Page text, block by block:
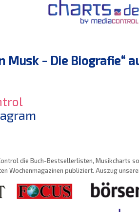
Musk - Die Biografie“
die Buch-Bestsellerlisten, Musikcharts
Wochenmagazinen publiziert. Auszug